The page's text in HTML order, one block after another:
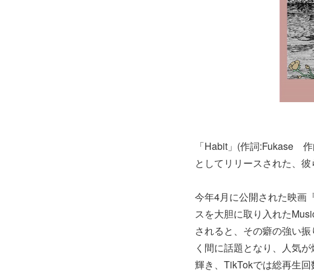
「Habit」(作詞:Fukase
としてリリースされた、
今年4月に公開された映画
スを大胆に取り入れた
されると、その癖の強い
く間に話題となり、人気
輝き、TikTokでは総再生